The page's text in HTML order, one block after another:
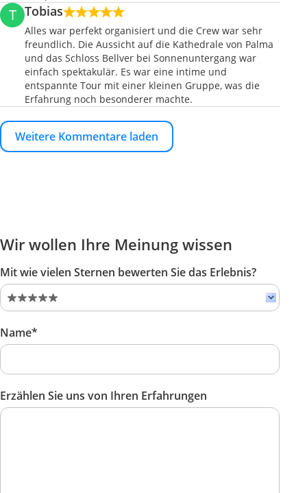
T Tobias
Alles war perfekt organisiert und die Crew war sehr
freundlich. Die Aussicht auf die Kathedrale von Palma
und das Schloss Bellver bei Sonnenuntergang war
einfach spektakulär. Es war eine intime und
entspannte Tour mit einer kleinen Gruppe, was die
Erfahrung noch besonderer machte.
Weitere Kommentare laden
Wir wollen Ihre Meinung wissen
Mit wie vielen Sternen bewerten Sie das Erlebnis?
Name*
Erzählen Sie uns von Ihren Erfahrungen